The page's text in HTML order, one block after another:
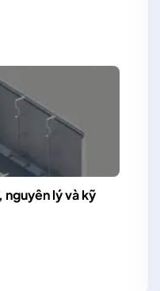
nguyên lý và kỹ